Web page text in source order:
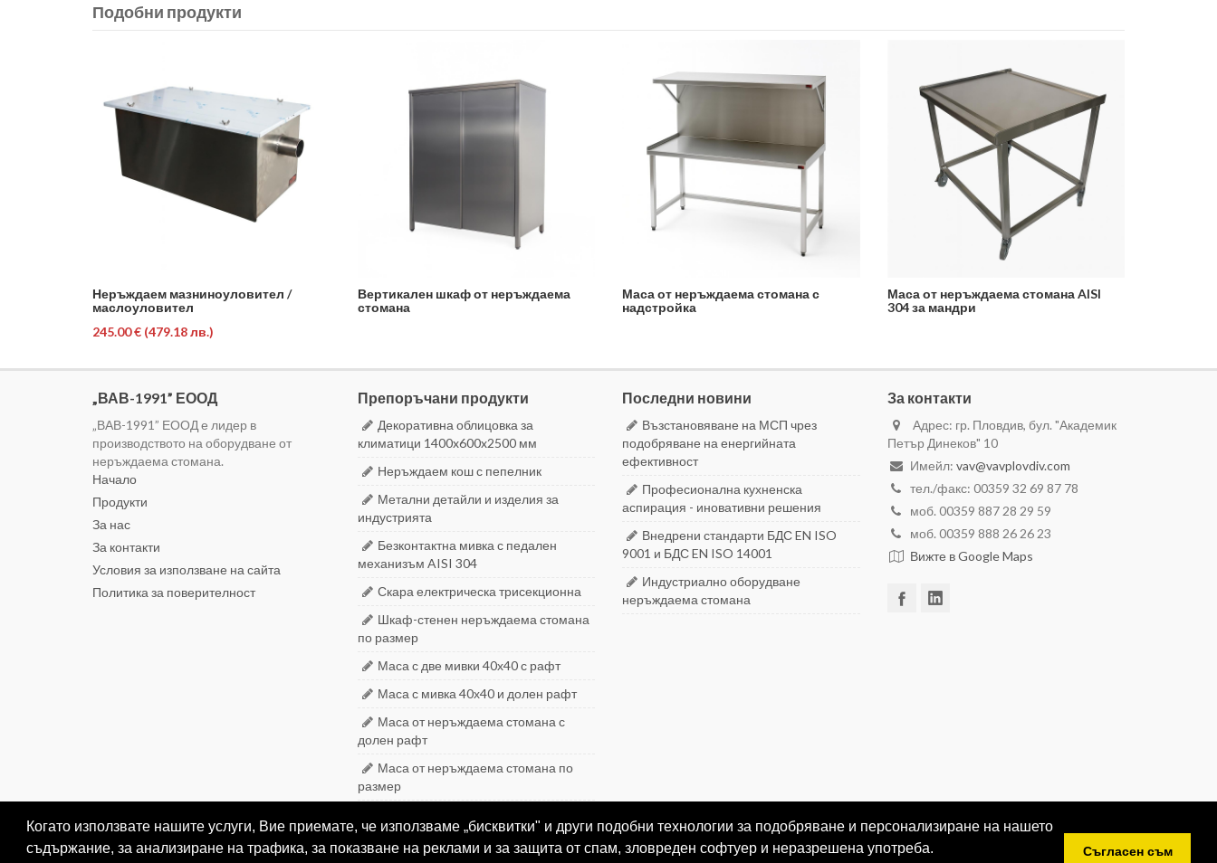
Когато използвате нашите услуги, Вие приемате, че използваме „бисквитки" и други подобни технологии за подобряване и персонализиране на нашето
съдържание, за анализиране на трафика, за показване на реклами и за защита от спам, зловреден софтуер и неразрешена употреба.
Съгласен съм
Подобни продукти
Неръждаем мазниноуловител /
маслоуловител
245.00 € (479.18 лв.)
Вертикален шкаф от неръждаема
стомана
Маса от неръждаема стомана с
надстройка
Маса от неръждаема стомана AISI
304 за мандри
„ВАВ-1991” ЕООД
„ВАВ-1991” ЕООД е лидер в
производството на оборудване от
неръждаема стомана.
Начало
Продукти
За нас
За контакти
Условия за използване на сайта
Политика за поверителност
Препоръчани продукти
Декоративна облицовка за
климатици 1400x600x2500 мм
Неръждаем кош с пепелник
Метални детайли и изделия за
индустрията
Безконтактна мивка с педален
механизъм AISI 304
Скара електрическа трисекционна
Шкаф-стенен неръждаема стомана
по размер
Маса с две мивки 40х40 с рафт
Маса с мивка 40х40 и долен рафт
Маса от неръждаема стомана с
долен рафт
Маса от неръждаема стомана по
размер
Последни новини
Възстановяване на МСП чрез
подобряване на енергийната
ефективност
Професионална кухненска
аспирация - иновативни решения
Внедрени стандарти БДС EN ISO
9001 и БДС EN ISO 14001
Индустриално оборудване
неръждаема стомана
За контакти
Адрес: гр. Пловдив, бул. "Академик
Петър Динеков" 10
Имейл: vav@vavplovdiv.com
тел./факс: 00359 32 69 87 78
моб. 00359 887 28 29 59
моб. 00359 888 26 26 23
Вижте в Google Maps
ВАВ-1991 ЕООД Производство на оборудване от неръждаема стомана. 2020 © Всички права запазени.